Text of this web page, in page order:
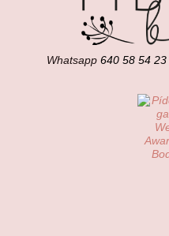
Whatsapp 640 58 54 23